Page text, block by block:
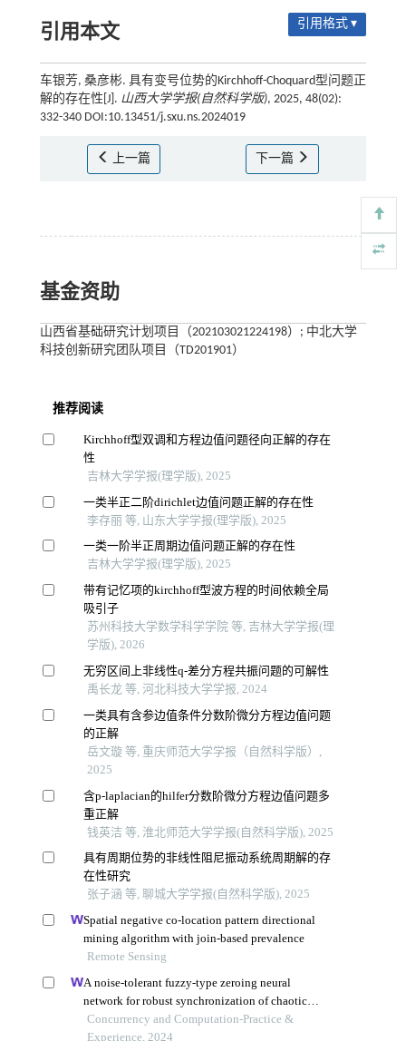
引用本文 引用格式 ▾
车银芳, 桑彦彬. 具有变号位势的Kirchhoff-Choquard型问题正
解的存在性[J]. 山西大学学报(自然科学版), 2025, 48(02):
332-340 DOI:10.13451/j.sxu.ns.2024019
上一篇 下一篇
基金资助
山西省基础研究计划项目（202103021224198）; 中北大学
科技创新研究团队项目（TD201901）